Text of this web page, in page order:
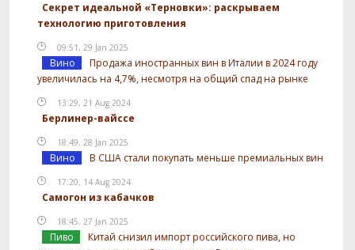
Секрет идеальной «Терновки»: раскрываем
технологию приготовления
09:51, 29 Jan 2025
Вино
Продажа иностранных вин в Италии в 2024 году
увеличилась на 4,7%, несмотря на общий спад на рынке
13:29, 21 Aug 2024
Берлинер-вайссе
18:49, 28 Jan 2025
Вино В США стали покупать меньше премиальных вин
17:20, 14 Aug 2024
Самогон из кабачков
18:45, 27 Jan 2025
Пиво
Китай снизил импорт российского пива, но